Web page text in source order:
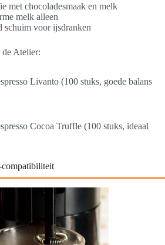
met chocoladesmaak en melk
melk alleen
voor ijsdranken
de Atelier:
Livanto (100 stuks, goede balans
Cocoa Truffle (100 stuks, ideaal